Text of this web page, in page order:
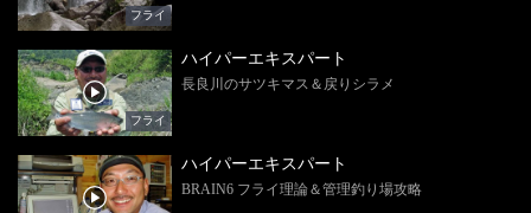
フライ
フライ
ハイパーエキスパート
長良川のサツキマス＆戻りシラメ
ハイパーエキスパート
BRAIN6 フライ理論＆管理釣り場攻略